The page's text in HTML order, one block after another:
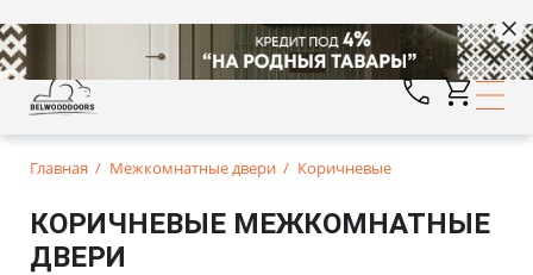
Главная Межкомнатные двери Коричневые
КОРИЧНЕВЫЕ МЕЖКОМНАТНЫЕ
ДВЕРИ